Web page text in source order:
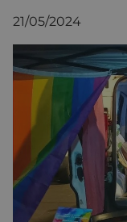
21/05/2024